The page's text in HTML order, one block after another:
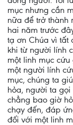
mục nhưng cần
nữa để trở thành
hai năm trước
tạ ơn Chúa vì tất
khi từ người lính
một linh mục
một người lính
mục, chúng ta
hỏa, người ta gọi
chẳng bao giờ
chạy đến, đáp
đối với một linh